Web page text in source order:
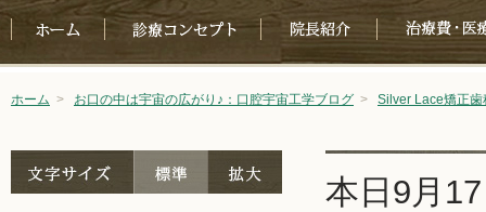
ホーム > お口の中は宇宙の広がり♪：口腔宇宙工学ブログ > Silver Lace矯正歯
本日9月